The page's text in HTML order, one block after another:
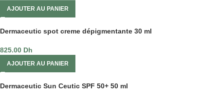
AJOUTER AU PANIER
Dermaceutic spot creme dépigmentante 30 ml
825.00 Dh
AJOUTER AU PANIER
Dermaceutic Sun Ceutic SPF 50+ 50 ml